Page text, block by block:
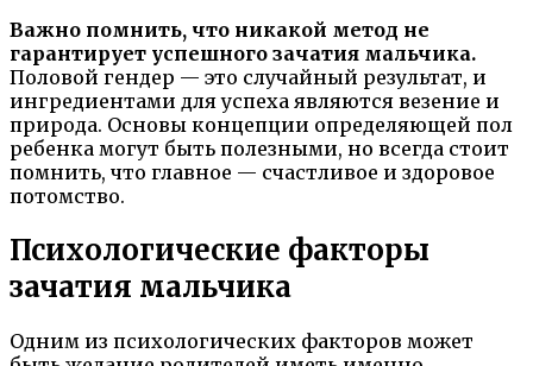
Важно помнить, что никакой метод не
гарантирует успешного зачатия мальчика.
Половой гендер — это случайный результат, и
ингредиентами для успеха являются везение и
природа. Основы концепции определяющей пол
ребенка могут быть полезными, но всегда стоит
помнить, что главное — счастливое и здоровое
потомство.
Психологические факторы
зачатия мальчика
Одним из психологических факторов может